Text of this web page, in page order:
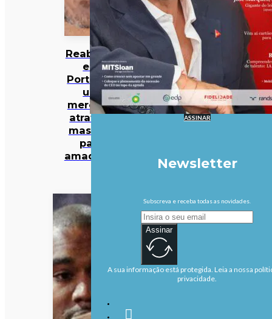
Reabilitar
em
Portugal:
um
mercado
atrativo,
mas não
para
amadores
ASSINAR
Newsletter
Subscreva e receba todas as novidades.
Assinar
A sua informação está protegida. Leia a nossa
privacidade.